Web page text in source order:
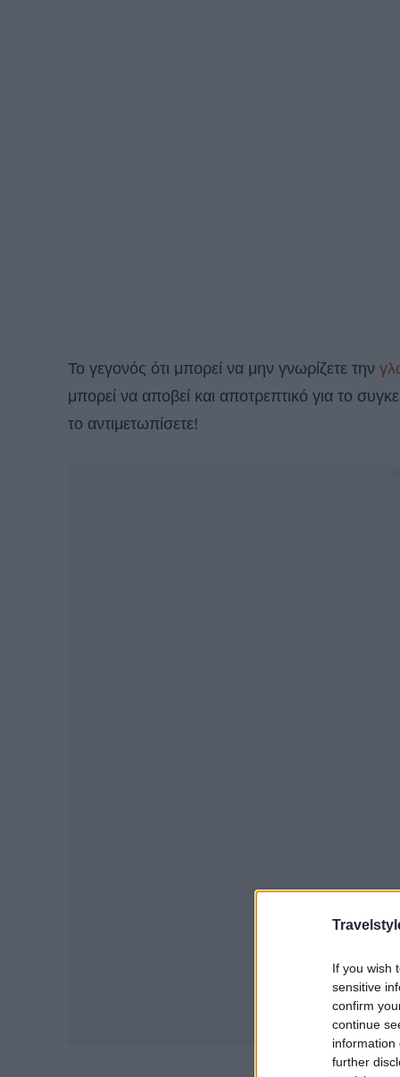
If you wish
sensitive
confirm
continue
information
further
Το γεγονός ότι μπορεί να μην γνωρίζετε την
μπορεί να αποβεί και αποτρεπτικό για το
το αντιμετωπίσετε!